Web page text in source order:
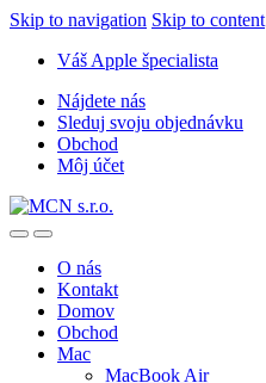
Skip to navigation Skip to content
Váš Apple špecialista
Nájdete nás
Sleduj svoju objednávku
Obchod
Môj účet
O nás
Kontakt
Domov
Obchod
Mac
MacBook Air